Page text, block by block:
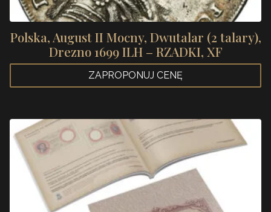
Polska, August II Mocny, Dwutalar (2 talary),
Drezno 1699 ILH – RZADKI, XF
ZAPROPONUJ CENĘ